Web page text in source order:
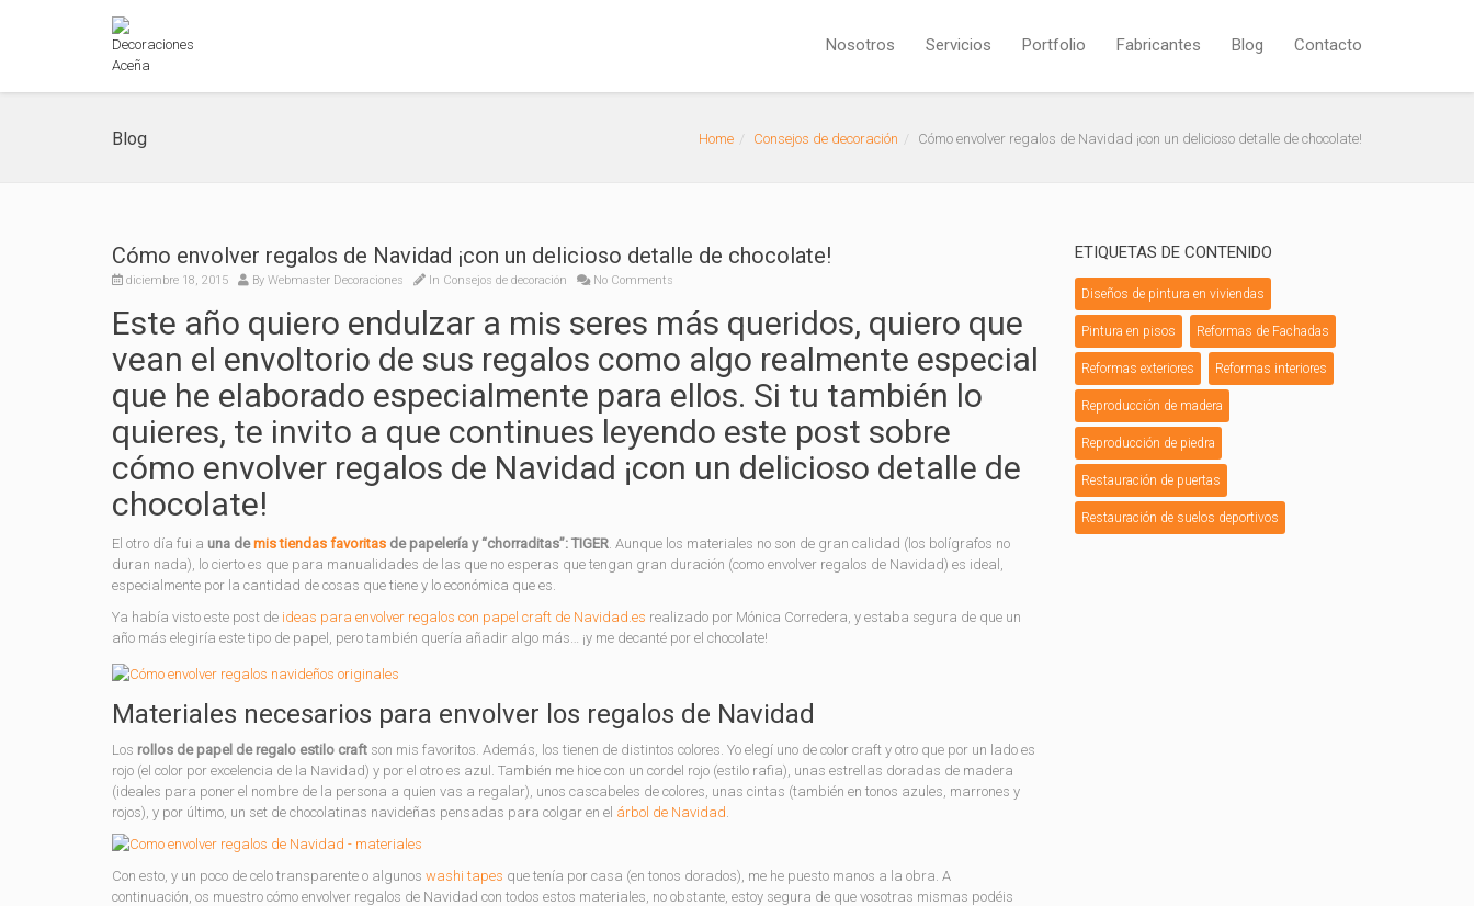
Nosotros Servicios Portfolio Fabricantes Blog Contacto
Blog Home Consejos de decoración Cómo envolver regalos de Navidad ¡con un delicioso detalle de chocolate!
Cómo envolver regalos de Navidad ¡con un delicioso detalle de chocolate!
diciembre 18, 2015 By Webmaster Decoraciones In Consejos de decoración No Comments
Este año quiero endulzar a mis seres más queridos, quiero que
vean el envoltorio de sus regalos como algo realmente especial
que he elaborado especialmente para ellos. Si tu también lo
quieres, te invito a que continues leyendo este post sobre
cómo envolver regalos de Navidad ¡con un delicioso detalle de
chocolate!
El otro día fui a una demis tiendas favoritas de papelería y “chorraditas”: TIGER. Aunque los materiales no son de gran calidad (los bolígrafos no
duran nada), lo cierto es que para manualidades de las que no esperas que tengan gran duración (como envolver regalos de Navidad) es ideal,
especialmente por la cantidad de cosas que tiene y lo económica que es.
Ya había visto este post de ideas para envolver regalos con papel craft de Navidad.es realizado por Mónica Corredera, y estaba segura de que un
año más elegiría este tipo de papel, pero también quería añadir algo más… ¡y me decanté por el chocolate!
Materiales necesarios para envolver los regalos de Navidad
Los rollos de papel de regalo estilo craft son mis favoritos. Además, los tienen de distintos colores. Yo elegí uno de color craft y otro que por un lado es
rojo (el color por excelencia de la Navidad) y por el otro es azul. También me hice con un cordel rojo (estilo rafia), unas estrellas doradas de madera
(ideales para poner el nombre de la persona a quien vas a regalar), unos cascabeles de colores, unas cintas (también en tonos azules, marrones y
rojos), y por último, un set de chocolatinas navideñas pensadas para colgar en el árbol de Navidad.
Con esto, y un poco de celo transparente o algunos washi tapes que tenía por casa (en tonos dorados), me he puesto manos a la obra. A
continuación, os muestro cómo envolver regalos de Navidad con todos estos materiales, no obstante, estoy segura de que vosotras mismas podéis
ETIQUETAS DE CONTENIDO
Diseños de pintura en viviendas
Pintura en pisos Reformas de Fachadas
Reformas exteriores Reformas interiores
Reproducción de madera
Reproducción de piedra
Restauración de puertas
Restauración de suelos deportivos